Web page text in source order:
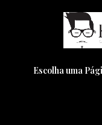
Escolha uma